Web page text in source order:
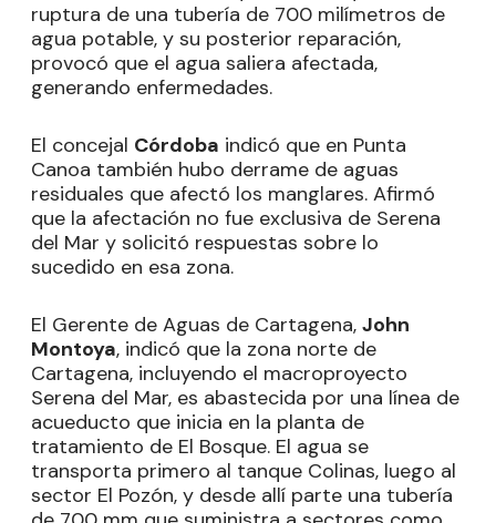
ruptura de una tubería de 700 milímetros de
agua potable, y su posterior reparación,
provocó que el agua saliera afectada,
generando enfermedades.
El concejal Córdoba indicó que en Punta
Canoa también hubo derrame de aguas
residuales que afectó los manglares. Afirmó
que la afectación no fue exclusiva de Serena
del Mar y solicitó respuestas sobre lo
sucedido en esa zona.
El Gerente de Aguas de Cartagena, John
Montoya, indicó que la zona norte de
Cartagena, incluyendo el macroproyecto
Serena del Mar, es abastecida por una línea de
acueducto que inicia en la planta de
tratamiento de El Bosque. El agua se
transporta primero al tanque Colinas, luego al
sector El Pozón, y desde allí parte una tubería